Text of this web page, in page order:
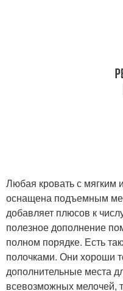
Любая кровать с мягким
оснащена подъемным
добавляет плюсов к
полезное дополнение
полном порядке. Есть
полочками. Они хороши
дополнительные места
всевозможных мелочей,